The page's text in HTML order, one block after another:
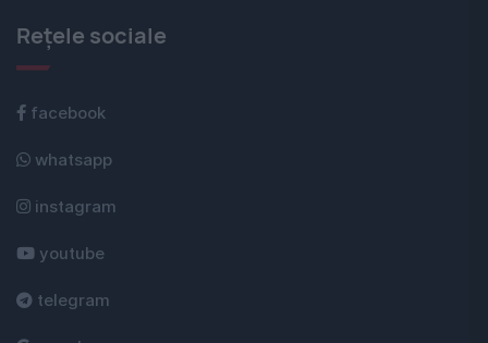
Rețele sociale
facebook
whatsapp
instagram
youtube
telegram